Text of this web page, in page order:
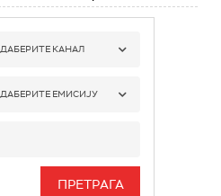
КАНАЛ
РАДИО БЕОГРАД 1
РАДИО БЕОГРАД 3
ЕМИСИЈУ